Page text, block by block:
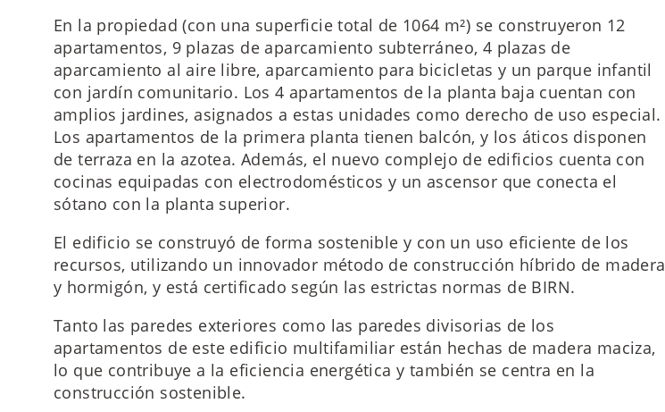
En la propiedad (con una superficie total de 1064 m²) se construyeron 12
apartamentos, 9 plazas de aparcamiento subterráneo, 4 plazas de
aparcamiento al aire libre, aparcamiento para bicicletas y un parque infantil
con jardín comunitario. Los 4 apartamentos de la planta baja cuentan con
amplios jardines, asignados a estas unidades como derecho de uso especial.
Los apartamentos de la primera planta tienen balcón, y los áticos disponen
de terraza en la azotea. Además, el nuevo complejo de edificios cuenta con
cocinas equipadas con electrodomésticos y un ascensor que conecta el
sótano con la planta superior.
El edificio se construyó de forma sostenible y con un uso eficiente de los
recursos, utilizando un innovador método de construcción híbrido de madera
y hormigón, y está certificado según las estrictas normas de BIRN.
Tanto las paredes exteriores como las paredes divisorias de los
apartamentos de este edificio multifamiliar están hechas de madera maciza,
lo que contribuye a la eficiencia energética y también se centra en la
construcción sostenible.